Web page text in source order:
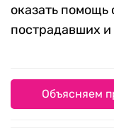
оказать
пострадавших
Объясняем